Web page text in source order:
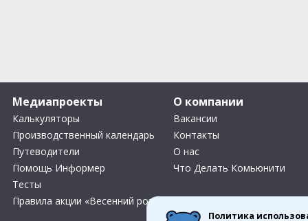
Медиапроекты
Калькуляторы
Производственный календарь
Путеводители
Помощь Информер
Тесты
Правила акции «Весенний розыгрыш Апрель-Май»
О компании
Вакансии
Контакты
О нас
Что Делать Комьюнити
Политика